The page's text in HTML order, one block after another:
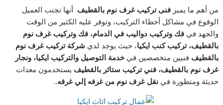
من أهم ما يميزفنى تركيب غرف نوم بالقطيف أنها تجنب العميل
الوقوع في مشاكل أخطاء التركيب، وتوفر عليه الكثير من الوقت
والجهد فيفك وتركيب دواليب في الدمام، فك وتركيب غرف نوم
بالقطيف، تركيب كنب ايكيا، حيث يوجد لدي شركة تركيب غرف نوم
بالقطيف فنيين متخصصين فيخدمة التوصيل والتركيب ايكيا، ونجار
غرف نوم بالقطيف، فني تركيب ستائر بالقطيف يستخدمون معدات
حديثة ومتطورة فينقل غرف نوم من غرفه إلي غرفه..